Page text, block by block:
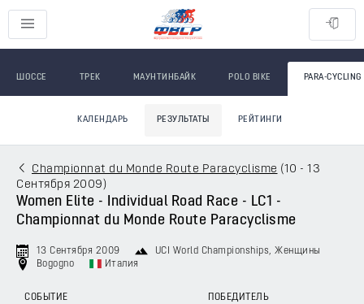
ШОССЕ ТРЕК МАУНТИНБАЙК POLO BIKE PARA-CYCLING
КАЛЕНДАРЬ РЕЗУЛЬТАТЫ РЕЙТИНГИ
Championnat du Monde Route Paracyclisme (10 - 13
Сентября 2009 )
Women Elite - Individual Road Race - LC1 -
Championnat du Monde Route Paracyclisme
13 Сентября 2009 UCI World Championships, Женщины
Bogogno
Италия
СОБЫТИЕ ПОБЕДИТЕЛЬ